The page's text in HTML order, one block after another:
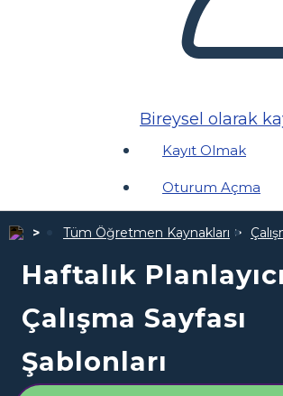
Bireysel olarak
Kayıt Olmak
Oturum Açma
Tüm Öğretmen Kaynakları
Haftalık Planlayıcı
Çalışma Sayfası
Şablonları